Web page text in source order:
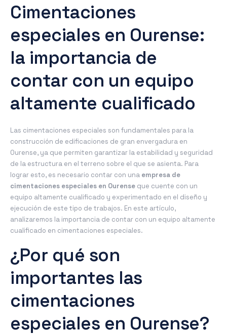
Cimentaciones
especiales en Ourense:
la importancia de
contar con un equipo
altamente cualificado
Las cimentaciones especiales son fundamentales para la
construcción de edificaciones de gran envergadura en
Ourense, ya que permiten garantizar la estabilidad y seguridad
de la estructura en el terreno sobre el que se asienta. Para
lograr esto, es necesario contar con una empresa de
cimentaciones especiales en Ourense que cuente con un
equipo altamente cualificado y experimentado en el diseño y
ejecución de este tipo de trabajos. En este artículo,
analizaremos la importancia de contar con un equipo altamente
cualificado en cimentaciones especiales.
¿Por qué son
importantes las
cimentaciones
especiales en Ourense?